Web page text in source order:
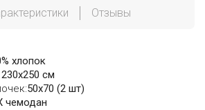
Отзывы
хлопок
230х250 см
50x70 (2 шт)
чемодан